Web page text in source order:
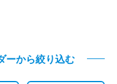
ーから絞り込む